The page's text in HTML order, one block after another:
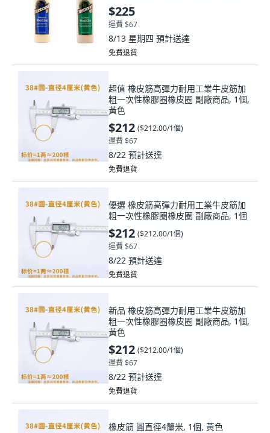
$225
運費 $67
8/13 星期四 預計送達
免費退貨
超值 橡皮筋高彈力耐用工業牛皮筋加
粗一次性橡膠圈橡皮圈 副廠商品, 1個,
黃色
$212 ($212.00/1個)
運費 $67
8/22 預計送達
免費退貨
優選 橡皮筋高彈力耐用工業牛皮筋加
粗一次性橡膠圈橡皮圈 副廠商品, 1個
$212 ($212.00/1個)
運費 $67
8/22 預計送達
免費退貨
新品 橡皮筋高彈力耐用工業牛皮筋加
粗一次性橡膠圈橡皮圈 副廠商品, 1個,
黃色
$212 ($212.00/1個)
運費 $67
8/22 預計送達
免費退貨
橡皮筋 圓直徑4釐米, 1個, 黃色